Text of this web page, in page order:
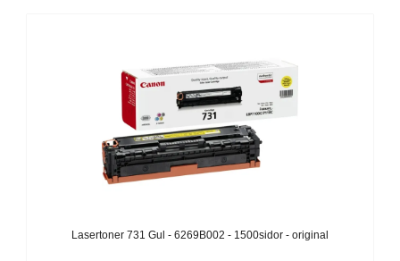
Lasertoner 731 Gul - 6269B002 - 1500sidor - original